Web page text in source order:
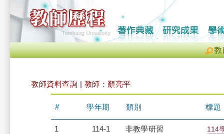
教
教師資料查詢 | 教師：顏亮平
# 學年期 類別 標題
1 114-1 非教學研習 114